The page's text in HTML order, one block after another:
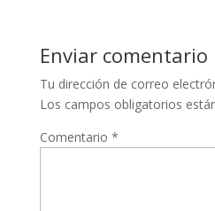
Enviar comentario
Tu dirección de correo
Los campos obligatorios
Comentario *